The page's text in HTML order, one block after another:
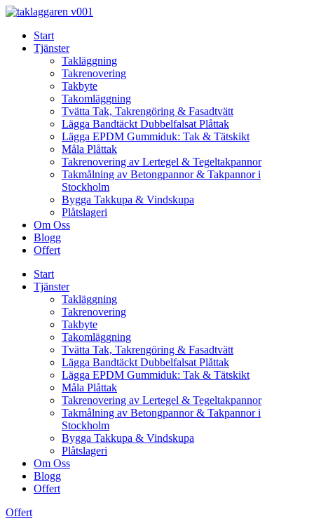
Skip
contentStart
Tjänster
Takläggning
Takrenovering
Takbyte
Takomläggning
Tvätta Tak, Takrengöring & Fasadtvätt
Lägga Bandtäckt Dubbelfalsat Plåttak
Lägga EPDM Gummiduk: Tak & Tätskikt
Måla Plåttak
Takrenovering av Lertegel & Tegeltakpannor
Takmålning av Betongpannor & Takpannor i
Stockholm
Bygga Takkupa & Vindskupa
Plåtslageri
Om Oss
Blogg
Offert
Start
Tjänster
Takläggning
Takrenovering
Takbyte
Takomläggning
Tvätta Tak, Takrengöring & Fasadtvätt
Lägga Bandtäckt Dubbelfalsat Plåttak
Lägga EPDM Gummiduk: Tak & Tätskikt
Måla Plåttak
Takrenovering av Lertegel & Tegeltakpannor
Takmålning av Betongpannor & Takpannor i
Stockholm
Bygga Takkupa & Vindskupa
Plåtslageri
Om Oss
Blogg
Offert
Offert